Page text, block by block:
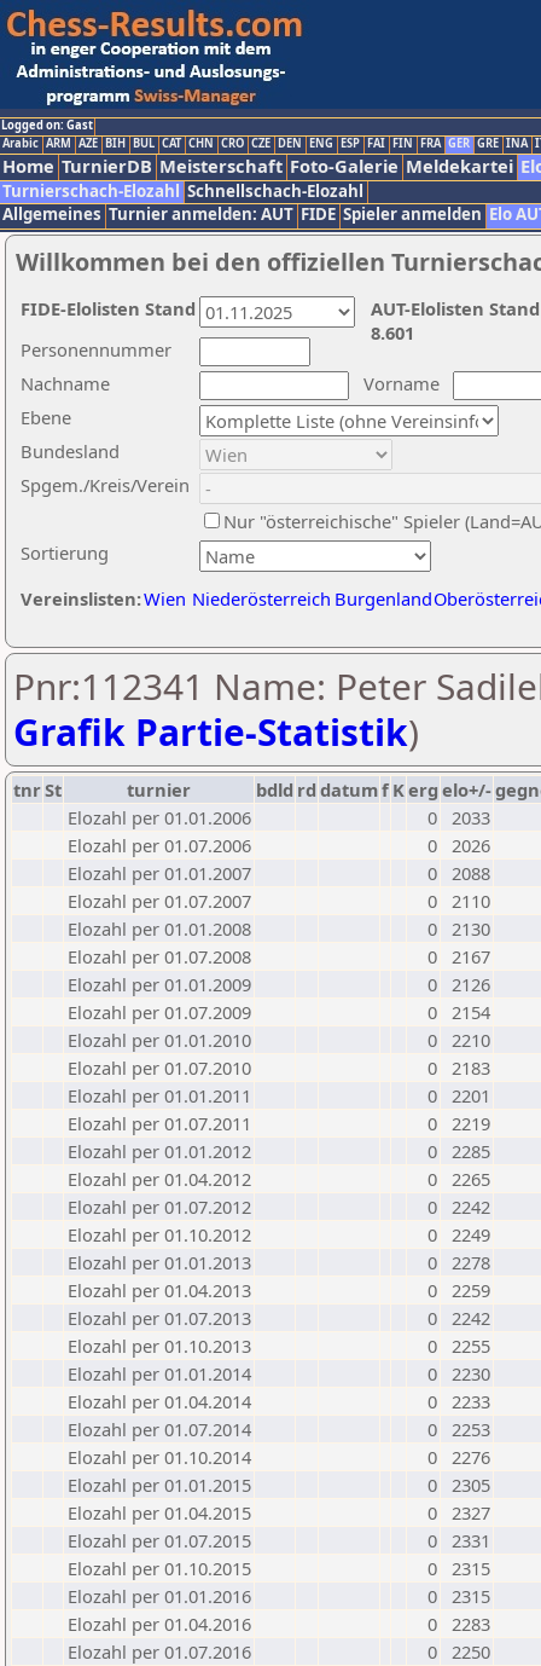
Logged on: Gast
Arabic ARM AZE BIH BUL CAT CHN CRO CZE DEN ENG ESP FAI FIN FRA GER GRE INA
Home TurnierDB Meisterschaft Foto-Galerie Meldekartei
Turnierschach-Elozahl Schnellschach-Elozahl
Allgemeines Turnier anmelden: AUT FIDE Spieler anmelden Elo
Willkommen bei den offiziellen
Nachname
Vorname
Ebene
Sortierung
Personennummer
Bundesland
Spgem./Kreis/Verein
Nur "österreichische" Spieler
Vereinslisten:Wien Niederösterreich Burgenland
AUT-Elolisten
8.601
FIDE-Elolisten Stand
Pnr:112341 Name: Peter
Grafik Partie-Statistik)
tnrSt turnier bdld rd datumf Kerg elo+/-
Elozahl per 01.01.2006
0 2033
Elozahl per 01.07.2006
0 2026
Elozahl per 01.01.2007
0 2088
Elozahl per 01.07.2007
0 2110
Elozahl per 01.01.2008
0 2130
Elozahl per 01.07.2008
0 2167
Elozahl per 01.01.2009
0 2126
Elozahl per 01.07.2009
0 2154
Elozahl per 01.01.2010
0 2210
Elozahl per 01.07.2010
0 2183
Elozahl per 01.01.2011
0 2201
Elozahl per 01.07.2011
0 2219
Elozahl per 01.01.2012
0 2285
Elozahl per 01.04.2012
0 2265
Elozahl per 01.07.2012
0 2242
Elozahl per 01.10.2012
0 2249
Elozahl per 01.01.2013
0 2278
Elozahl per 01.04.2013
0 2259
Elozahl per 01.07.2013
0 2242
Elozahl per 01.10.2013
0 2255
Elozahl per 01.01.2014
0 2230
Elozahl per 01.04.2014
0 2233
Elozahl per 01.07.2014
0 2253
Elozahl per 01.10.2014
0 2276
Elozahl per 01.01.2015
0 2305
Elozahl per 01.04.2015
0 2327
Elozahl per 01.07.2015
0 2331
Elozahl per 01.10.2015
0 2315
Elozahl per 01.01.2016
0 2315
Elozahl per 01.04.2016
0 2283
Elozahl per 01.07.2016
0 2250